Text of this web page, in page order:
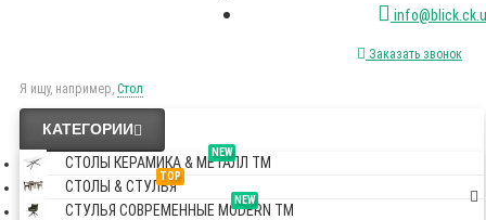
Заказать звонок
Я ищу, например, Стол
КАТЕГОРИИ
NEW
СТОЛЫ КЕРАМИКА & МЕТАЛЛ TM
TOP
СТОЛЫ & СТУЛЬЯ
NEW
СТУЛЬЯ СОВРЕМЕННЫЕ MODERN TM